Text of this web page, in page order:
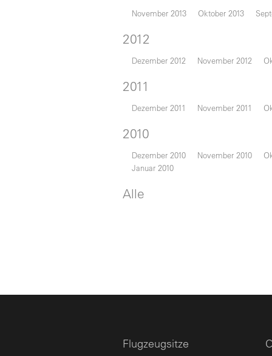
November 2013 Oktober 2013
2012
Dezember 2012 November 2012
2011
Dezember 2011 November 2011
2010
Dezember 2010 November 2010
Januar 2010
Alle
Flugzeugsitze